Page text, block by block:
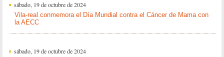
sábado, 19 de octubre de 2024
Vila-real conmemora el Día Mundial contra el Cáncer de Mama con
la AECC
sábado, 19 de octubre de 2024